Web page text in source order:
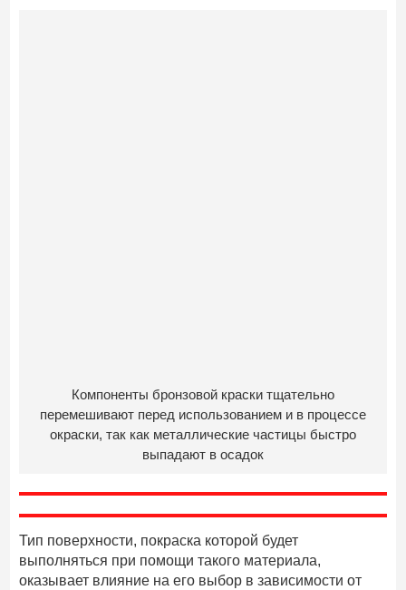
Компоненты бронзовой краски тщательно
перемешивают перед использованием и в процессе
окраски, так как металлические частицы быстро
выпадают в осадок
Тип поверхности, покраска которой будет
выполняться при помощи такого материала,
оказывает влияние на его выбор в зависимости от